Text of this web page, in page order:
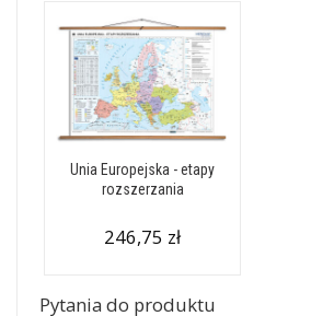
Unia Europejska - etapy
rozszerzania
246,75 zł
Pytania do produktu